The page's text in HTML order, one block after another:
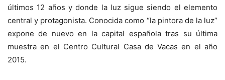
últimos 12 años y donde la luz sigue siendo el elemento
central y protagonista. Conocida como “la pintora de la luz”
expone de nuevo en la capital española tras su última
muestra en el Centro Cultural Casa de Vacas en el año
2015.